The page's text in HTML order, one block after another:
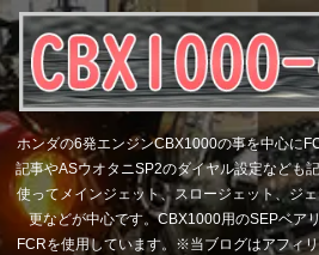
ホンダの6発エンジンCBX1000の事を中心に
記事やASウオタニSP2のダイヤル設定なども
使ってメインジェット、スロージェット、ジ
更などが中心です。CBX1000用のSEPベア
FCRを使用しています。※当ブログはアフィ